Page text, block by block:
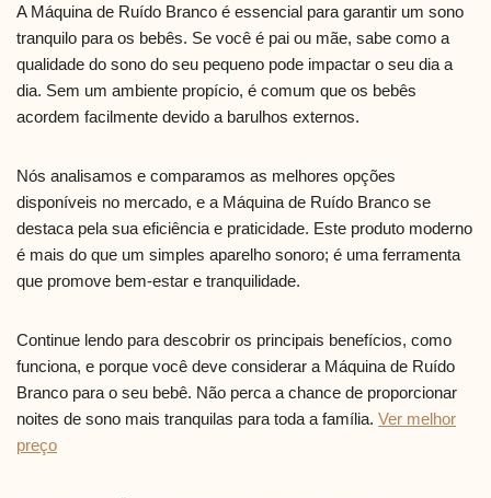
A Máquina de Ruído Branco é essencial para garantir um sono
tranquilo para os bebês. Se você é pai ou mãe, sabe como a
qualidade do sono do seu pequeno pode impactar o seu dia a
dia. Sem um ambiente propício, é comum que os bebês
acordem facilmente devido a barulhos externos.
Nós analisamos e comparamos as melhores opções
disponíveis no mercado, e a Máquina de Ruído Branco se
destaca pela sua eficiência e praticidade. Este produto moderno
é mais do que um simples aparelho sonoro; é uma ferramenta
que promove bem-estar e tranquilidade.
Continue lendo para descobrir os principais benefícios, como
funciona, e porque você deve considerar a Máquina de Ruído
Branco para o seu bebê. Não perca a chance de proporcionar
noites de sono mais tranquilas para toda a família. Ver melhor
preço